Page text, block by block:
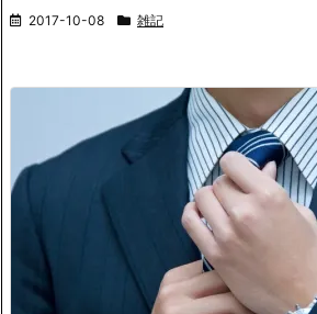
2017-10-08 雑記